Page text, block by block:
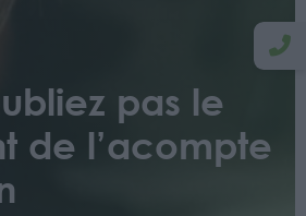
pas le
de l’acompte